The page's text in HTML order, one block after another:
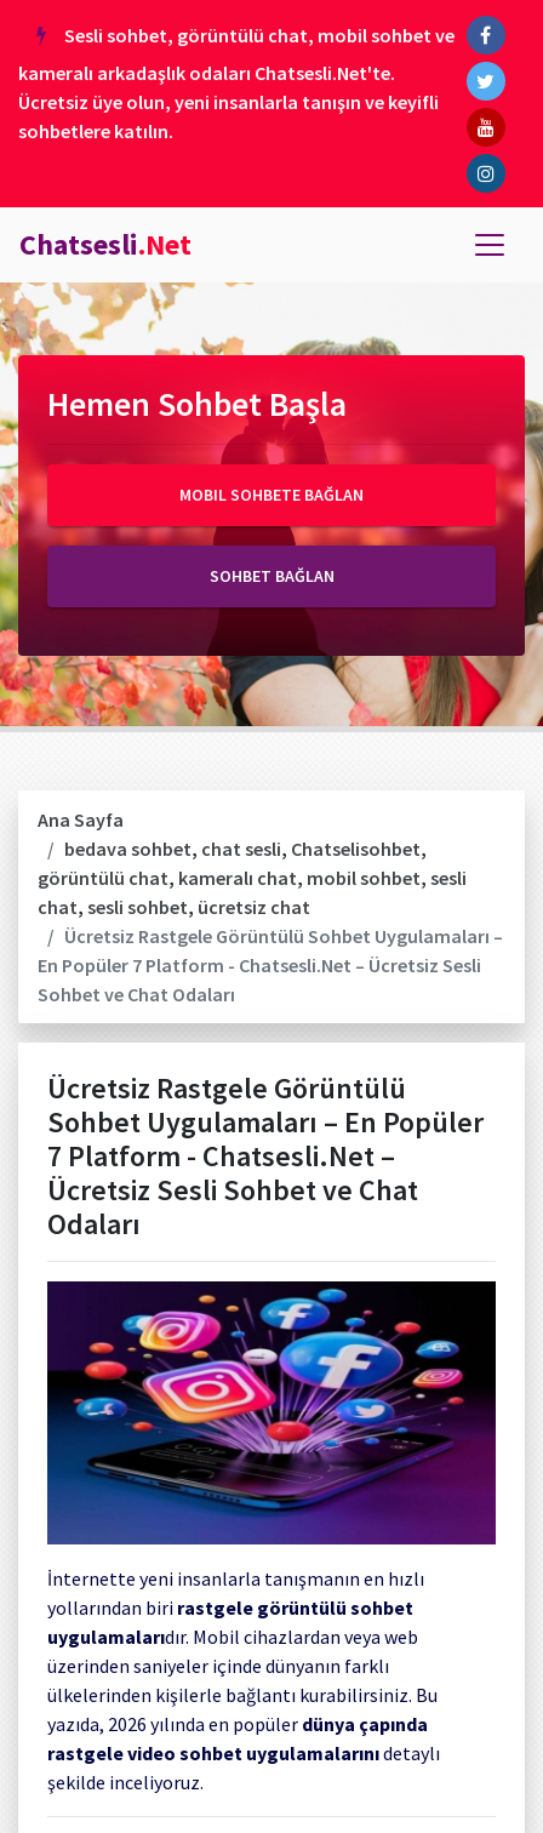
Sesli sohbet, görüntülü chat, mobil sohbet ve
kameralı arkadaşlık odaları Chatsesli.Net'te.
Ücretsiz üye olun, yeni insanlarla tanışın ve keyifli
sohbetlere katılın.
Chatsesli.Net
Hemen Sohbet Başla
MOBIL SOHBETE BAĞLAN
SOHBET BAĞLAN
Ana Sayfa
bedava sohbet, chat sesli, Chatselisohbet,
görüntülü chat, kameralı chat, mobil sohbet, sesli
chat, sesli sohbet, ücretsiz chat
Ücretsiz Rastgele Görüntülü Sohbet Uygulamaları –
En Popüler 7 Platform - Chatsesli.Net – Ücretsiz Sesli
Sohbet ve Chat Odaları
Ücretsiz Rastgele Görüntülü
Sohbet Uygulamaları – En Popüler
7 Platform - Chatsesli.Net –
Ücretsiz Sesli Sohbet ve Chat
Odaları
İnternette yeni insanlarla tanışmanın en hızlı
yollarından biri rastgele görüntülü sohbet
uygulamalarıdır. Mobil cihazlardan veya web
üzerinden saniyeler içinde dünyanın farklı
ülkelerinden kişilerle bağlantı kurabilirsiniz. Bu
yazıda, 2026 yılında en popüler dünya çapında
rastgele video sohbet uygulamalarınıdetaylı
şekilde inceliyoruz.